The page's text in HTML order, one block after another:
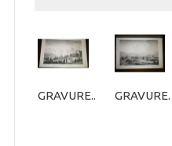
GRAVURE... GRAVURE...